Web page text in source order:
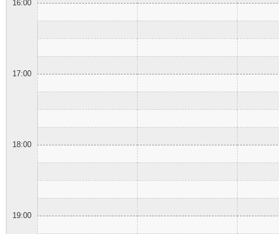
16:00
17:00
18:00
19:00